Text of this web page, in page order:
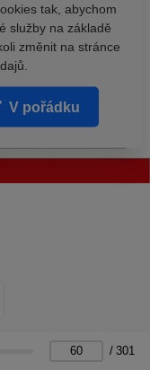
/ 301
tak, abychom
služby na základě
změnit na stránce
V pořádku